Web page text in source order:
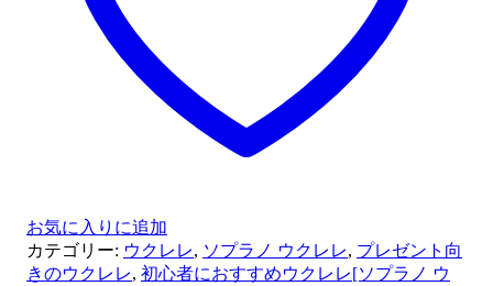
搭
載）
個
お気に入りに追加
カテゴリー: ウクレレ, ソプラノ ウクレレ, プレゼント向
きのウクレレ, 初心者におすすめウクレレ[ソプラノ ウ